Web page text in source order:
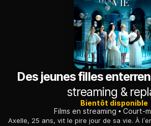
Des jeunes filles
streaming &
Bientôt disponible
Films en streaming
Court-